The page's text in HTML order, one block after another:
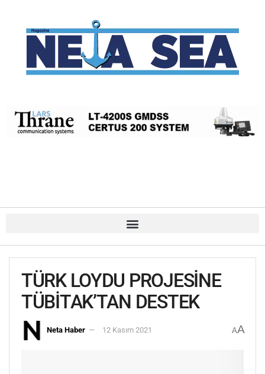
TÜRK LOYDU PROJESİNE
TÜBİTAK’TAN DESTEK
Neta Haber 12 Kasım 2021 AA